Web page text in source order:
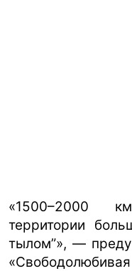
«1500–2000
территории
тылом”», —